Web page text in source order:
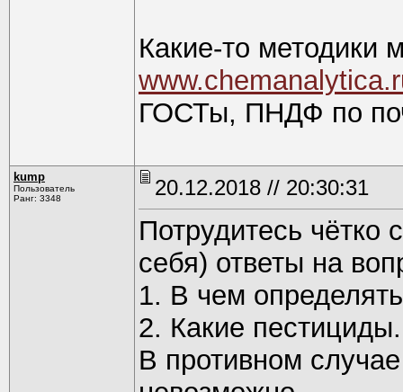
Какие-то методики
ГОСТы, ПНДФ по
kump
Пользователь
Ранг: 3348
20.12.2018 // 20:30:31
Потрудитесь
себя) ответы на
1. В чем
2. Какие пестициды.
В противном